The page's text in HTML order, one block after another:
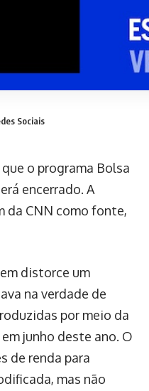
Sociais
o programa Bolsa
encerrado. A
da CNN como fonte,
distorce um
na verdade de
por meio da
junho deste ano. O
de renda para
mas não